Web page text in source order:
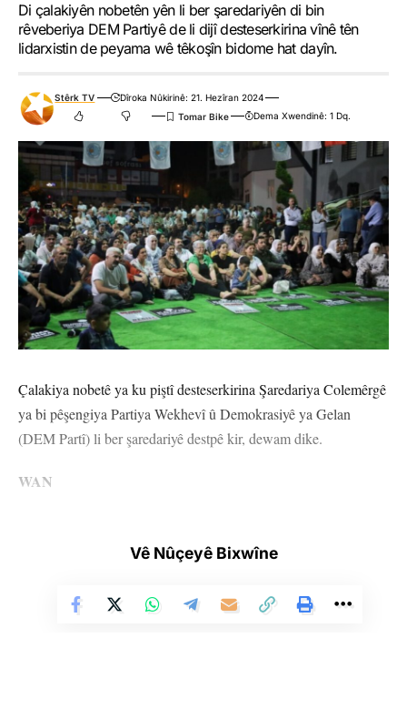
Di çalakiyên nobetên yên li ber şaredariyên di bin
rêveberiya DEM Partiyê de li dijî desteserkirina vînê tên
lidarxistin de peyama wê têkoşîn bidome hat dayîn.
Stêrk TV
Dîroka Nûkirinê: 21. Hezîran 2024
Dema Xwendinê: 1 Dq.
Çalakiya nobetê ya ku piştî desteserkirina Şaredariya Colemêrgê
ya bi pêşengiya Partiya Wekhevî û Demokrasiyê ya Gelan
(DEM Partî) li ber şaredariyê destpê kir, dewam dike.
WAN
kir. Komeleya Mafên Mirovan (ÎHD) Şaxa Wanê çû serdana
MÊRSÎN
Vê Nûçeyê Bixwîne